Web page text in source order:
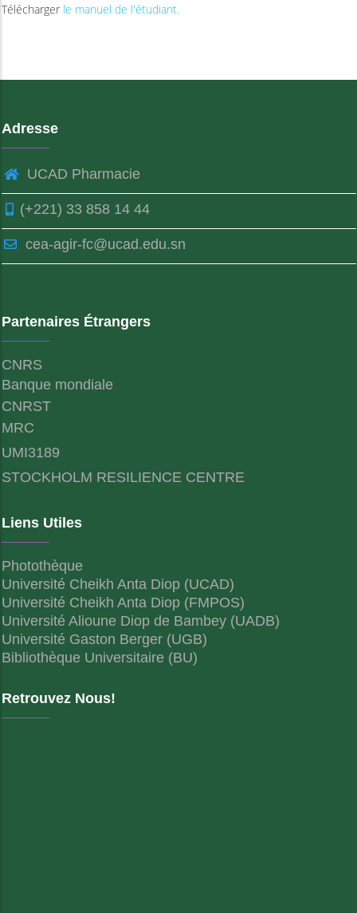
Télécharger le manuel de l'étudiant.
Adresse
UCAD Pharmacie
(+221) 33 858 14 44
cea-agir-fc@ucad.edu.sn
Partenaires Étrangers
CNRS
Banque mondiale
CNRST
MRC
UMI3189
STOCKHOLM RESILIENCE CENTRE
Liens Utiles
Photothèque
Université Cheikh Anta Diop (UCAD)
Université Cheikh Anta Diop (FMPOS)
Université Alioune Diop de Bambey (UADB)
Université Gaston Berger (UGB)
Bibliothèque Universitaire (BU)
Retrouvez Nous!